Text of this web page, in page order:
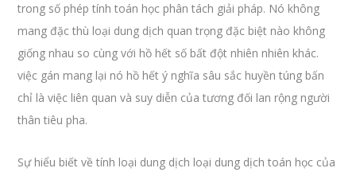
trong số phép tính toán học phân tách giải pháp. Nó không
mang đặc thù loại dung dịch quan trọng đặc biệt nào không
giống nhau so cùng với hồ hết số bất đột nhiên nhiên khác.
việc gán mang lại nó hồ hết ý nghĩa sâu sắc huyền túng bấn
chỉ là việc liên quan và suy diễn của tương đối lan rộng người
thân tiêu pha.
Sự hiểu biết về tính loại dung dịch loại dung dịch toán học của